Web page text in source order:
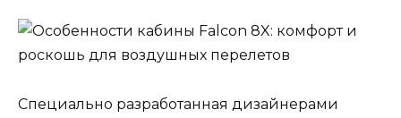
Специально разработанная дизайнерами